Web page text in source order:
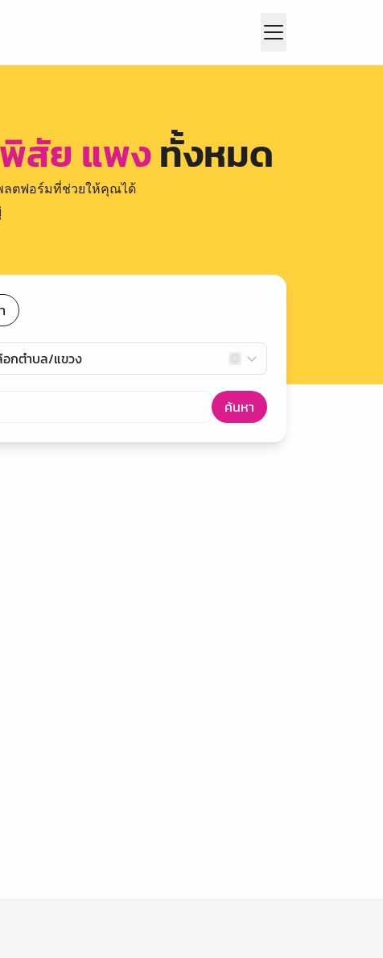
สัย แพงทั้งหมด
ลตฟอร์มที่ช่วยให้คุณได้
อกตำบล/แขวง
ค้นหา